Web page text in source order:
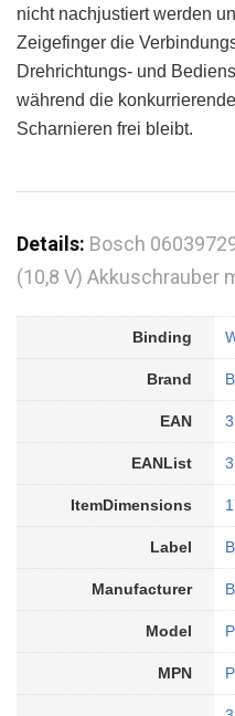
nicht nachjustiert werden
Zeigefinger die
Drehrichtungs- und
während die
Scharnieren frei bleibt.
Details: Bosch
(10,8 V) Akkuschrauber
Binding
Brand
EAN
EANList
ItemDimensions
Label
Manufacturer
Model
MPN